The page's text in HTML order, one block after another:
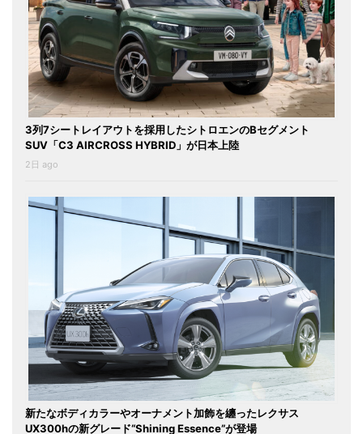
3列7シートレイアウトを採用したシトロエンのBセグメント
SUV「C3 AIRCROSS HYBRID」が日本上陸
2日 ago
新たなボディカラーやオーナメント加飾を纏ったレクサス
UX300hの新グレード“Shining Essence”が登場